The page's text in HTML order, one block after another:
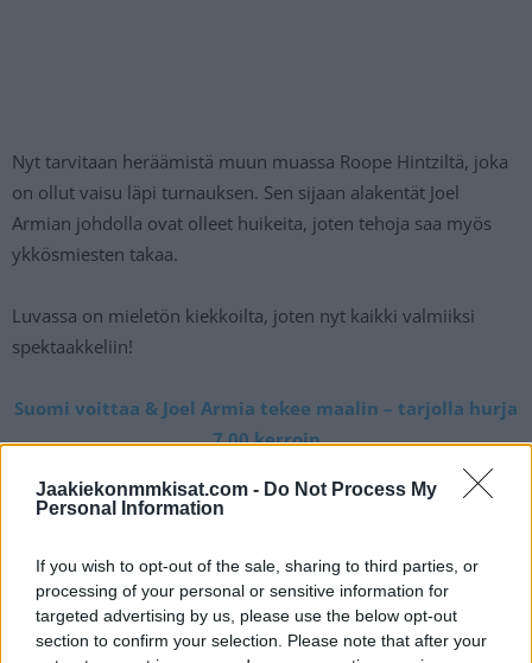
Jaakiekonmmkisat.com - Do Not Process My
Personal Information
If you wish to opt-out of the sale, sharing to third parties, or
processing of your personal or sensitive information for
targeted advertising by us, please use the below opt-out
section to confirm your selection. Please note that after your
Nyt tarvitaan heräämistä muun muassa Roope Hintziltä, joka
on ollut vaisu läpi turnauksen. Sen sijaan alakentät Joel
Armian johdolla ovat olleet huikeita, joten tehoja saa myös
ykkösmiesten takaa.
Luvassa on mieletön kiekkoilta, joten nyt kaikki valmiiksi
spektaakkeliin!
Suomi voittaa & Joel Armia tekee maalin – tarjolla hurja
7.00 kerroin
Olympialaiset: Suomi – Sveitsi näkyy
ilmaiseksi TV:stä
Suomen ja Sveitsin välinen ottelu on ohjelmassa
keskiviikkona 18. helmikuuta klo 19:10. Ottelu on